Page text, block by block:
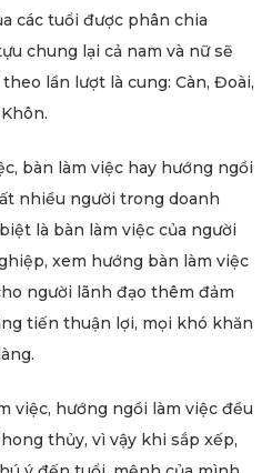
các tuổi được phân chia
chung lại cả nam và nữ sẽ
lần lượt là cung: Càn, Đoài,
bàn làm việc hay hướng ngồi
nhiều người trong doanh
là bàn làm việc của người
xem hướng bàn làm việc
người lãnh đạo thêm đảm
tiến thuận lợi, mọi khó khăn
việc, hướng ngồi làm việc đều
thủy, vì vậy khi sắp xếp,